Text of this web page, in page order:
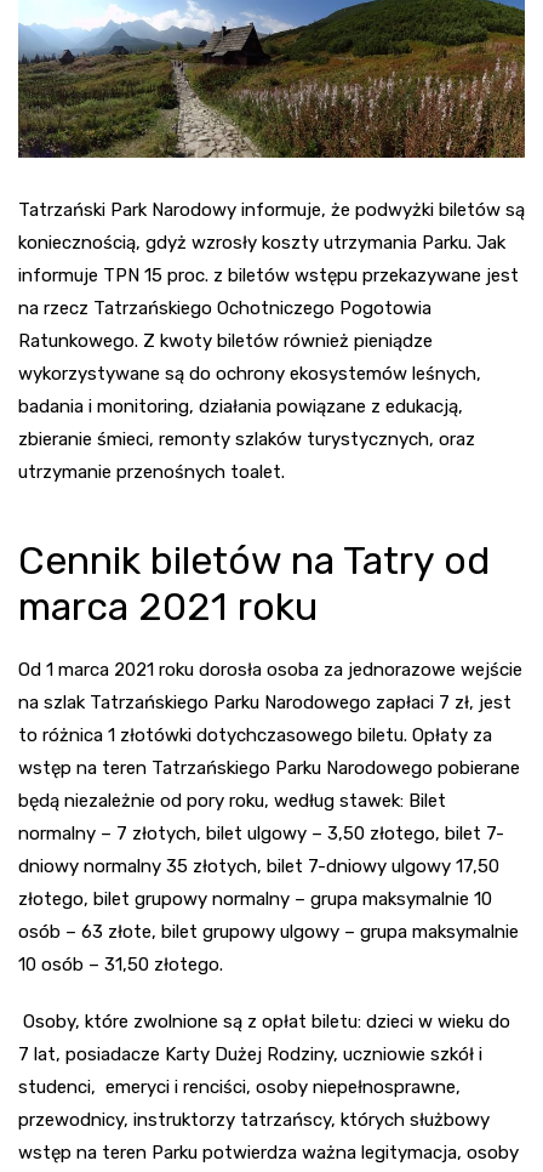
Tatrzański Park Narodowy informuje, że podwyżki biletów są
koniecznością, gdyż wzrosły koszty utrzymania Parku. Jak
informuje TPN 15 proc. z biletów wstępu przekazywane jest
na rzecz Tatrzańskiego Ochotniczego Pogotowia
Ratunkowego. Z kwoty biletów również pieniądze
wykorzystywane są do ochrony ekosystemów leśnych,
badania i monitoring, działania powiązane z edukacją,
zbieranie śmieci, remonty szlaków turystycznych, oraz
utrzymanie przenośnych toalet.
Cennik biletów na Tatry od
marca 2021 roku
Od 1 marca 2021 roku dorosła osoba za jednorazowe wejście
na szlak Tatrzańskiego Parku Narodowego zapłaci 7 zł, jest
to różnica 1 złotówki dotychczasowego biletu. Opłaty za
wstęp na teren Tatrzańskiego Parku Narodowego pobierane
będą niezależnie od pory roku, według stawek: Bilet
normalny – 7 złotych, bilet ulgowy – 3,50 złotego, bilet 7-
dniowy normalny 35 złotych, bilet 7-dniowy ulgowy 17,50
złotego, bilet grupowy normalny – grupa maksymalnie 10
osób – 63 złote, bilet grupowy ulgowy – grupa maksymalnie
10 osób – 31,50 złotego.
Osoby, które zwolnione są z opłat biletu: dzieci w wieku do
7 lat, posiadacze Karty Dużej Rodziny, uczniowie szkół i
studenci, emeryci i renciści, osoby niepełnosprawne,
przewodnicy, instruktorzy tatrzańscy, których służbowy
wstęp na teren Parku potwierdza ważna legitymacja, osoby